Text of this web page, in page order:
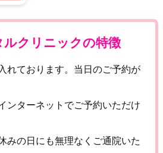
ルクリニックの特徴
れております。当日のご予約が
ンターネットでご予約いただけ
みの日にも無理なくご通院いた